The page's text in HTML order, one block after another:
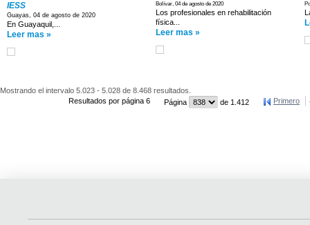
IESS
Guayas, 04 de agosto de 2020
En Guayaquil,...
Leer mas »
Bolívar, 04 de agosto de 2020
Los profesionales en rehabilitación
física...
Leer mas »
Mostrando el intervalo 5.023 - 5.028 de 8.468 resultados.
Resultados por página 6
Página de 1.412 Primero